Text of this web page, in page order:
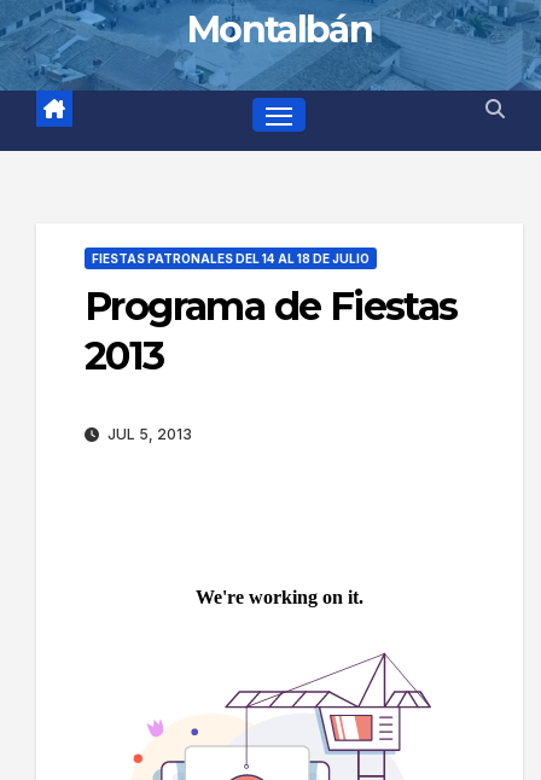
Montalbán
FIESTAS PATRONALES DEL 14 AL 18 DE JULIO
Programa de Fiestas
2013
JUL 5, 2013